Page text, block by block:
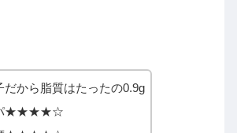
だから脂質はたったの0.9g
パ★★★★☆